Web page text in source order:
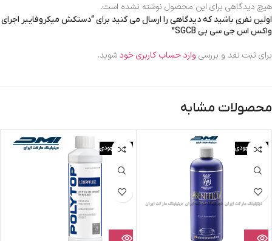
هیچ دیدگاهی برای این محصول نوشته نشده است.
اولین نفری باشید که دیدگاهی را ارسال می کنید برای “دستکش میکروفایبر اجرای
واکس اس جی سی بی SGCB”
برای ثبت نقد و بررسی وارد حساب کاربری خودشوید.
محصولات مشابه
اتمام موجودی اتمام موجودی